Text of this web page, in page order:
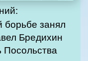
борьбе занял
Бредихин
Посольства